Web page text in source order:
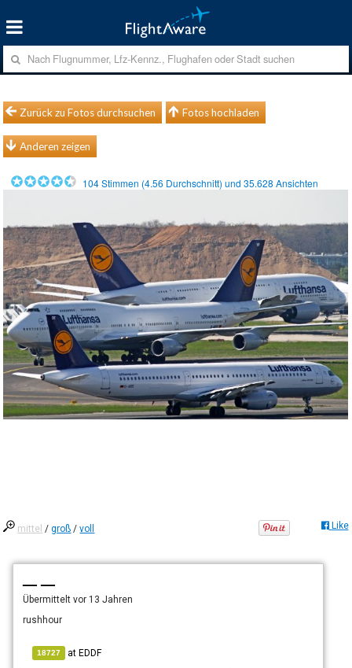
Zurück zu Fotos durchsuchen Fotos hochladen
Anderen zeigen
104Stimmen (4.56 Durchschnitt) und35.628 Ansichten
mittel /groß /voll Like
— —
Übermitteltvor 13 Jahren
rushhour
18727 atEDDF